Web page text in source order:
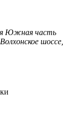
Южная часть
шоссе,